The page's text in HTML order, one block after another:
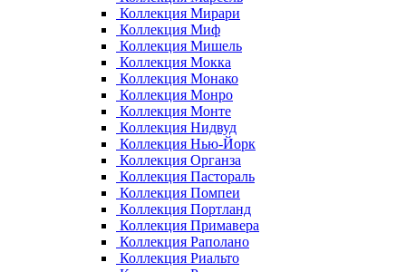
Коллекция Мирари
Коллекция Миф
Коллекция Мишель
Коллекция Мокка
Коллекция Монако
Коллекция Монро
Коллекция Монте
Коллекция Нидвуд
Коллекция Нью-Йорк
Коллекция Органза
Коллекция Пастораль
Коллекция Помпеи
Коллекция Портланд
Коллекция Примавера
Коллекция Раполано
Коллекция Риальто